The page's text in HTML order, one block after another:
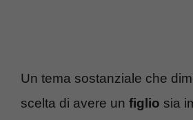
Un tema sostanziale che
scelta di avere un figlio sia